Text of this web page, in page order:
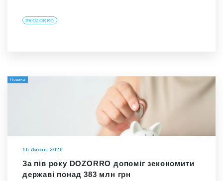
PROZORRO
Новина
16 Липня, 2026
За пів року DOZORRO допоміг зекономити
державі понад 383 млн грн